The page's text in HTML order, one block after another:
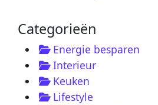
Categorieën
Energie besparen
Interieur
Keuken
Lifestyle